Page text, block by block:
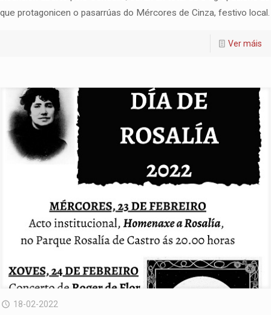
que protagonicen o pasarrúas do Mércores de Cinza, festivo local.
Ver máis
18-02-2022